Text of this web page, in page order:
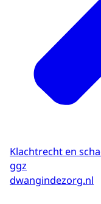
Klachtrecht en
ggz
dwangindezorg.nl